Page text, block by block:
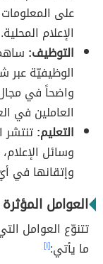
على
الإعلام المحلية.
التوظيف:
الوظيفيّة عبر
واضحاً في
العاملين في
التعليم:تنتشر
وسائل
وإتقانها في
العوامل
تتنوّع العوامل
ما يأتي:[١]